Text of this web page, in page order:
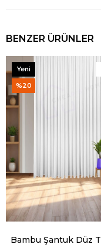
BENZER ÜRÜNLER
Bambu Şantuk Düz Tül Perde Sık Pile (1x3)